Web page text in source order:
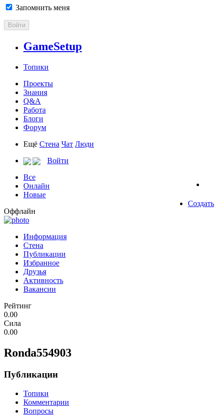
Запомнить меня
Войти
GameSetup
Топики
Проекты
Знания
Q&A
Работа
Блоги
Форум
Ещё Стена Чат Люди
Войти
Все
Онлайн
Новые
Создать
Оффлайн
Информация
Стена
Публикации
Избранное
Друзья
Активность
Вакансии
Рейтинг
0.00
Сила
0.00
Ronda554903
Публикации
Топики
Комментарии
Вопросы